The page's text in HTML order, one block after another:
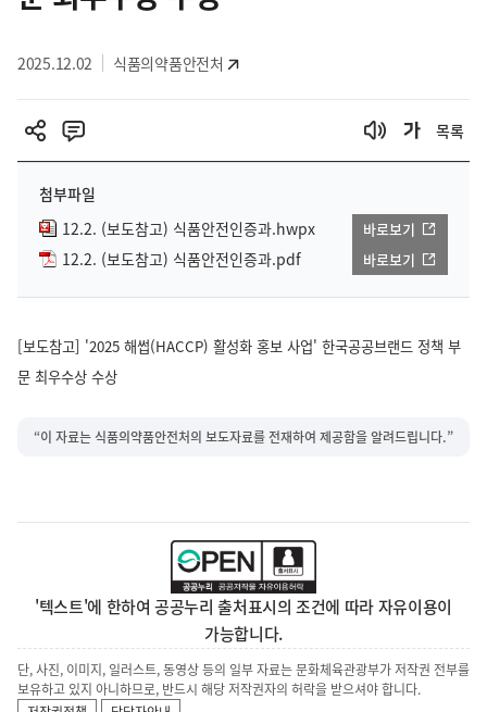
2025.12.02 식품의약품안전처
목록
첨부파일
12.2. (보도참고) 식품안전인증과.hwpx
바로보기
12.2. (보도참고) 식품안전인증과.pdf 바로보기
[보도참고] '2025 해썹(HACCP) 활성화 홍보 사업' 한국공공브랜드 정책 부
문 최우수상 수상
“이 자료는 식품의약품안전처의 보도자료를 전재하여 제공함을 알려드립니다.”
'텍스트'에 한하여 공공누리 출처표시의 조건에 따라 자유이용이
가능합니다.
단, 사진, 이미지, 일러스트, 동영상 등의 일부 자료는 문화체육관광부가 저작권 전부를
보유하고 있지 아니하므로, 반드시 해당 저작권자의 허락을 받으셔야 합니다.